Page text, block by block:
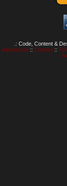
.: Code, Content &
Impressum:: Contact::